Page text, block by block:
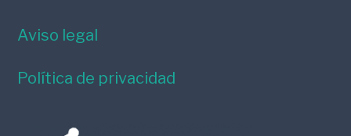
Aviso legal
Política de privacidad